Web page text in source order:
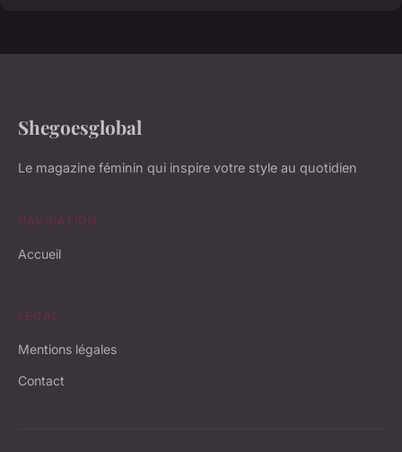
Shegoesglobal
Le magazine féminin qui inspire votre style au quotidien
NAVIGATION
Accueil
LÉGAL
Mentions légales
Contact